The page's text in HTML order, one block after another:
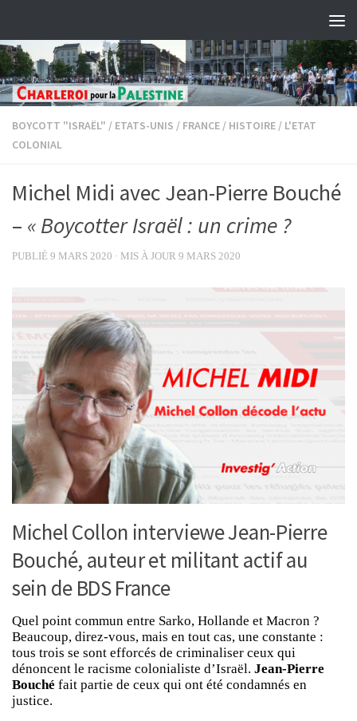
BOYCOTT "ISRAËL" / ETATS-UNIS / FRANCE / HISTOIRE / L'ETAT
COLONIAL
Michel Midi avec Jean-Pierre Bouché
– « Boycotter Israël : un crime ?
PUBLIÉ 9 MARS 2020 · MIS À JOUR 9 MARS 2020
Michel Collon interviewe Jean-Pierre
Bouché, auteur et militant actif au
sein de BDS France
Quel point commun entre Sarko, Hollande et Macron ?
Beaucoup, direz-vous, mais en tout cas, une constante :
tous trois se sont efforcés de criminaliser ceux qui
dénoncent le racisme colonialiste d’Israël. Jean-Pierre
Bouché fait partie de ceux qui ont été condamnés en
justice.